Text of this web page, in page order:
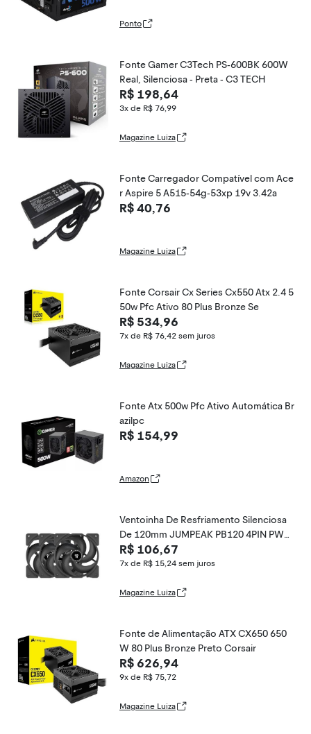
Ponto
Fonte Gamer C3Tech PS-600BK 600W
Real, Silenciosa - Preta - C3 TECH
R$ 198,64
3x de R$ 76,99
Magazine Luiza
Fonte Carregador Compatível com Ace
r Aspire 5 A515-54g-53xp 19v 3.42a
R$ 40,76
Magazine Luiza
Fonte Corsair Cx Series Cx550 Atx 2.4 5
50w Pfc Ativo 80 Plus Bronze Se
R$ 534,96
7x de R$ 76,42 sem juros
Magazine Luiza
Fonte Atx 500w Pfc Ativo Automática Br
azilpc
R$ 154,99
Amazon
Ventoinha De Resfriamento Silenciosa
De 120mm JUMPEAK PB120 4PIN PWM
2
R$ 106,67
7x de R$ 15,24 sem juros
Magazine Luiza
Fonte de Alimentação ATX CX650 650
W 80 Plus Bronze Preto Corsair
R$ 626,94
9x de R$ 75,72
Magazine Luiza